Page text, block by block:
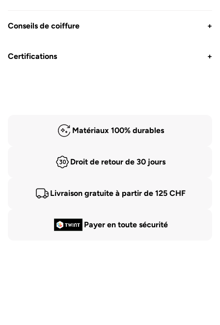
Conseils de coiffure +
Certifications +
Matériaux 100% durables
Droit de retour de 30 jours
Livraison gratuite à partir de 125 CHF
Payer en toute sécurité